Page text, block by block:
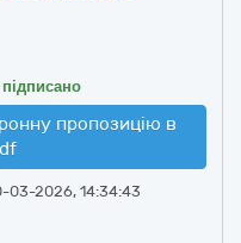
пропозицію в
03-2026, 14:34:43